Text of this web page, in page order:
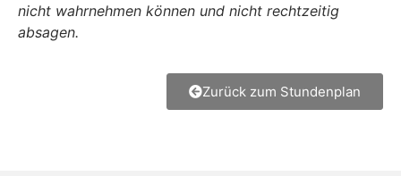
nicht wahrnehmen können und nicht rechtzeitig
absagen.
Zurück zum Stundenplan